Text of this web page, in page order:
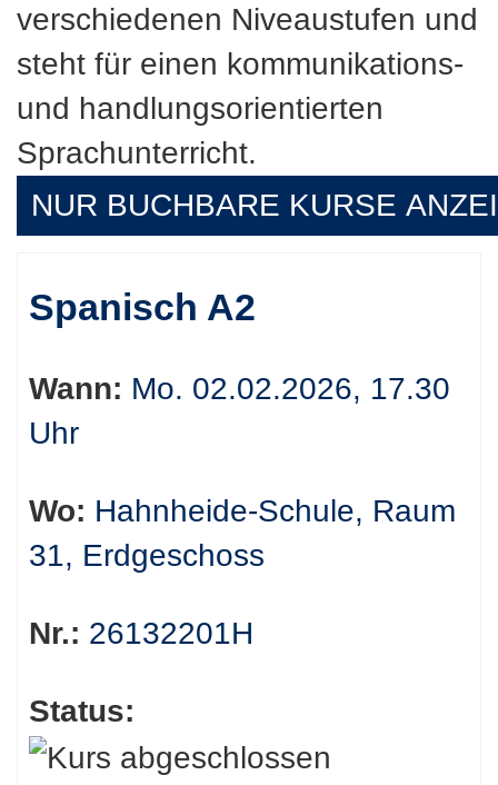
verschiedenen Niveaustufen und
steht für einen kommunikations-
und handlungsorientierten
Sprachunterricht.
NUR BUCHBARE KURSE
Tabellenüberschriften
sortiert
werden.
Spanisch A2
Wann: Mo. 02.02.2026, 17.30
Uhr
Wo: Hahnheide-Schule, Raum
31, Erdgeschoss
Nr.: 26132201H
Status: